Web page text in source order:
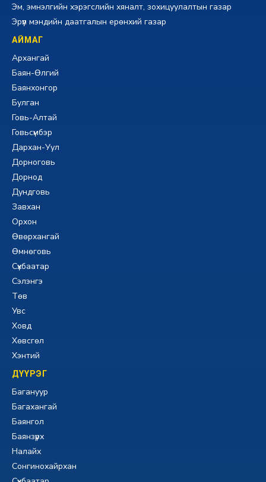
Эм, эмнэлгийн хэрэгслийн хяналт, зохицуулалтын газар
Эрүүл мэндийн даатгалын ерөнхий газар
АЙМАГ
Архангай
Баян-Өлгий
Баянхонгор
Булган
Говь-Алтай
Говьсүмбэр
Дархан-Уул
Дорноговь
Дорнод
Дундговь
Завхан
Орхон
Өвөрхангай
Өмнөговь
Сүхбаатар
Сэлэнгэ
Төв
Увс
Ховд
Хөвсгөл
Хэнтий
ДҮҮРЭГ
Багануур
Багахангай
Баянгол
Баянзүрх
Налайх
Сонгинохайрхан